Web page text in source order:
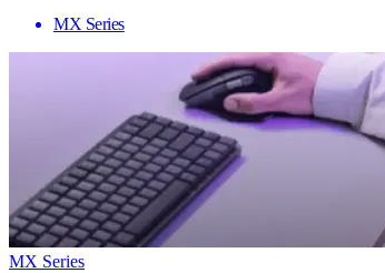
MX Series
MX Series